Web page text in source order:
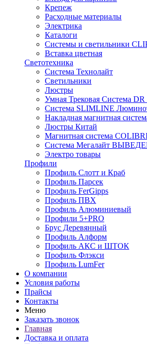
Крепеж
Расходные материалы
Электрика
Каталоги
Системы и светильники
Вставка цветная
Светотехника
Система Технолайт
Светильники
Люстры
Умная Трековая Система
Система SLIMLINE
Накладная магнитная
Люстры Китай
Магнитная система
Система Мегалайт
Электро товары
Профили
Профиль Слотт и Краб
Профиль Парсек
Профиль FerGipps
Профиль ПВХ
Профиль Алюминиевый
Профили 5+PRO
Брус Деревянный
Профиль Алформ
Профиль АКС и ШТОК
Профиль Флэкси
Профиль LumFer
О компании
Условия работы
Прайсы
Контакты
Меню
Заказать звонок
Главная
Доставка и оплата